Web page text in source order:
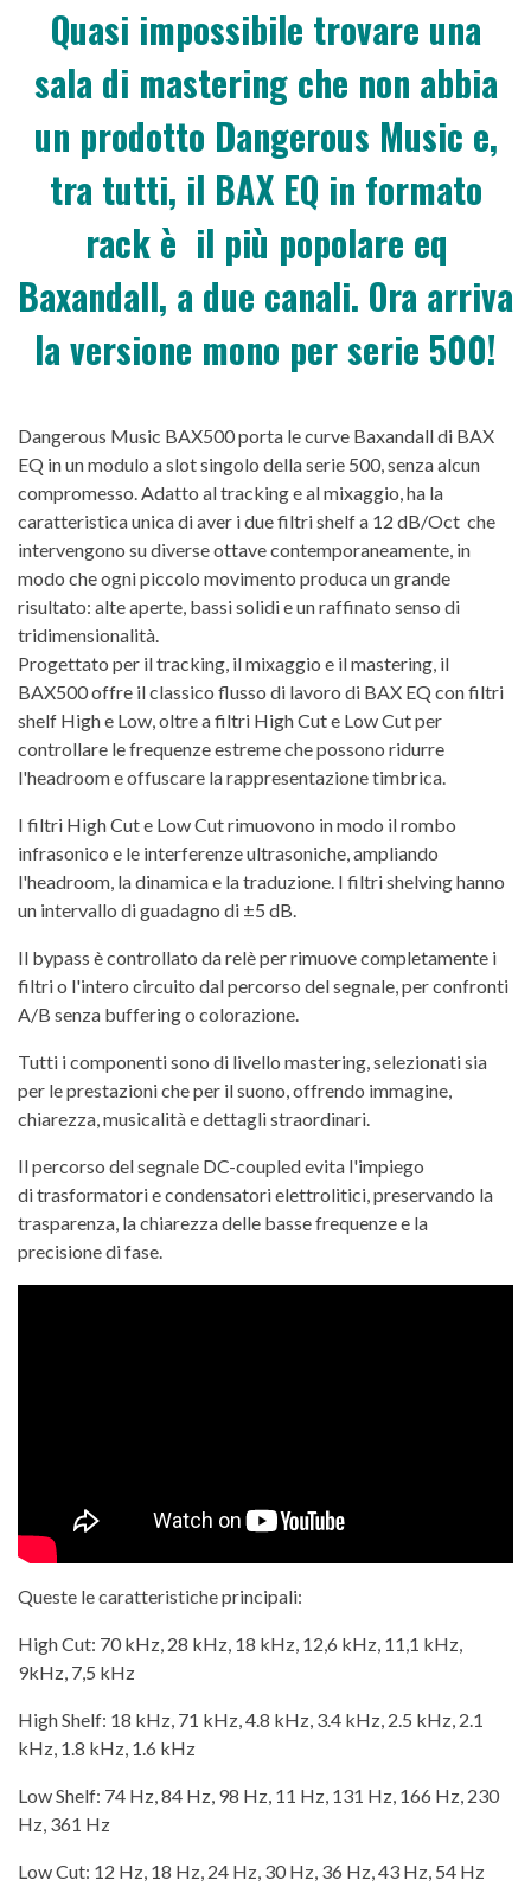
Quasi impossibile trovare una
sala di mastering che non abbia
un prodotto Dangerous Music e,
tra tutti, il BAX EQ in formato
rack è il più popolare eq
Baxandall, a due canali. Ora arriva
la versione mono per serie 500!
Dangerous Music BAX500 porta le curve Baxandall di BAX
EQ in un modulo a slot singolo della serie 500, senza alcun
compromesso. Adatto al tracking e al mixaggio, ha la
caratteristica unica di aver i due filtri shelf a 12 dB/Oct che
intervengono su diverse ottave contemporaneamente, in
modo che ogni piccolo movimento produca un grande
risultato: alte aperte, bassi solidi e un raffinato senso di
tridimensionalità.
Progettato per il tracking, il mixaggio e il mastering, il
BAX500 offre il classico flusso di lavoro di BAX EQ con filtri
shelf High e Low, oltre a filtri High Cut e Low Cut per
controllare le frequenze estreme che possono ridurre
l'headroom e offuscare la rappresentazione timbrica.
I filtri High Cut e Low Cut rimuovono in modo il rombo
infrasonico e le interferenze ultrasoniche, ampliando
l'headroom, la dinamica e la traduzione. I filtri shelving hanno
un intervallo di guadagno di ±5 dB.
Il bypass è controllato da relè perrimuove completamente i
filtri o l'intero circuito dal percorso del segnale, per confronti
A/B senza buffering o colorazione.
Tutti i componenti sono di livello mastering, selezionati sia
per le prestazioni che per il suono, offrendo immagine,
chiarezza, musicalità e dettagli straordinari.
Il percorso del segnale DC-coupled evita l'impiego
ditrasformatori e condensatori elettrolitici, preservando la
trasparenza, la chiarezza delle basse frequenze e la
precisione di fase.
Queste le caratteristiche principali:
High Cut: 70 kHz, 28 kHz, 18 kHz, 12,6 kHz, 11,1 kHz,
9kHz, 7,5 kHz
High Shelf: 18 kHz, 71 kHz, 4.8 kHz, 3.4 kHz, 2.5 kHz, 2.1
kHz, 1.8 kHz, 1.6 kHz
Low Shelf: 74 Hz, 84 Hz, 98 Hz, 11 Hz, 131 Hz, 166 Hz, 230
Hz, 361 Hz
Low Cut: 12 Hz, 18 Hz, 24 Hz, 30 Hz, 36 Hz, 43 Hz, 54 Hz